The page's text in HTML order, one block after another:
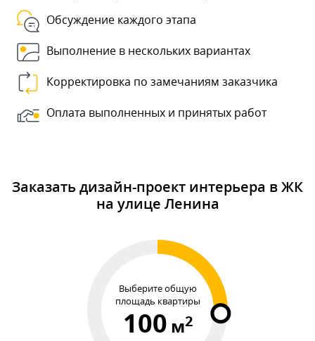
Обсуждение каждого этапа
Выполнение в нескольких вариантах
Корректировка по замечаниям заказчика
Оплата выполненных и принятых работ
Заказать дизайн-проект интерьера в ЖК
на улице Ленина
Выберите общую
площадь квартиры
100 м2